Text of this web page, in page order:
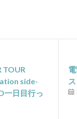
TOUR
side-
一日目行っ
ス